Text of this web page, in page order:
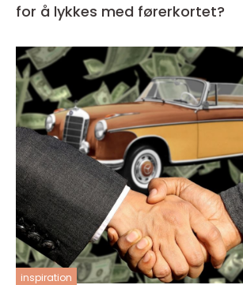
for å lykkes med førerkortet?
inspiration